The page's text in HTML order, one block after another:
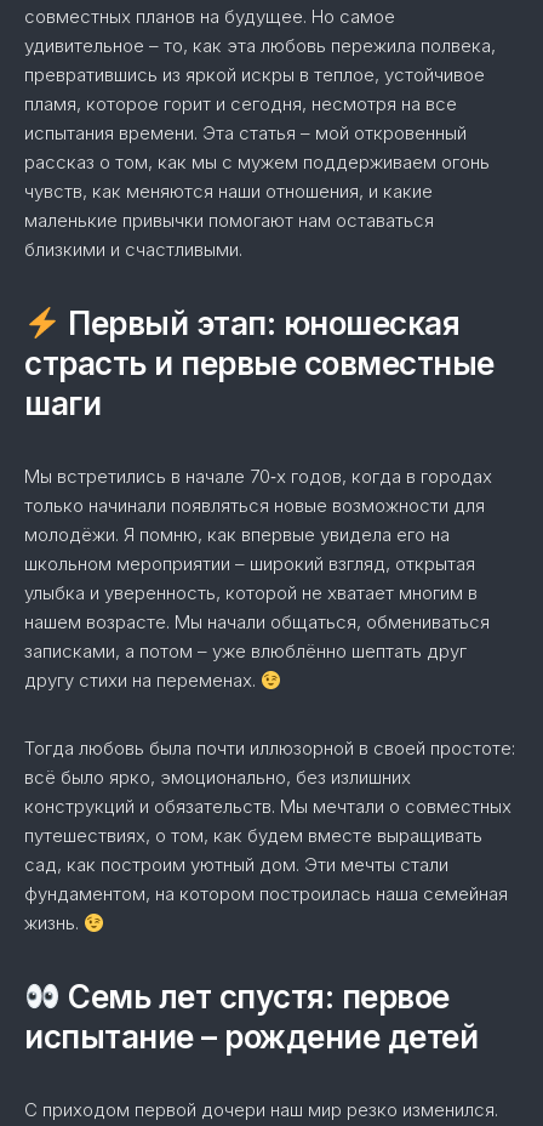
совместных планов на будущее. Но самое
удивительное – то, как эта любовь пережила полвека,
превратившись из яркой искры в теплое, устойчивое
пламя, которое горит и сегодня, несмотря на все
испытания времени. Эта статья – мой откровенный
рассказ о том, как мы с мужем поддерживаем огонь
чувств, как меняются наши отношения, и какие
маленькие привычки помогают нам оставаться
близкими и счастливыми.
Первый этап: юношеская
страсть и первые совместные
шаги
Мы встретились в начале 70‑х годов, когда в городах
только начинали появляться новые возможности для
молодёжи. Я помню, как впервые увидела его на
школьном мероприятии – широкий взгляд, открытая
улыбка и уверенность, которой не хватает многим в
нашем возрасте. Мы начали общаться, обмениваться
записками, а потом – уже влюблённо шептать друг
другу стихи на переменах.
Тогда любовь была почти иллюзорной в своей простоте:
всё было ярко, эмоционально, без излишних
конструкций и обязательств. Мы мечтали о совместных
путешествиях, о том, как будем вместе выращивать
сад, как построим уютный дом. Эти мечты стали
фундаментом, на котором построилась наша семейная
жизнь.
Семь лет спустя: первое
испытание – рождение детей
С приходом первой дочери наш мир резко изменился.